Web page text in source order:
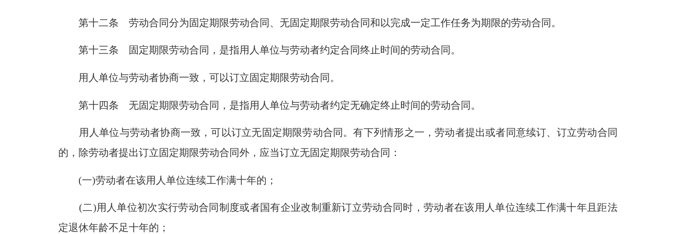
第十二条 劳动合同分为固定期限劳动合同、无固定期限劳动合同和以完成一定工作任务为期限的劳动合同。
第十三条 固定期限劳动合同，是指用人单位与劳动者约定合同终止时间的劳动合同。
用人单位与劳动者协商一致，可以订立固定期限劳动合同。
第十四条 无固定期限劳动合同，是指用人单位与劳动者约定无确定终止时间的劳动合同。
用人单位与劳动者协商一致，可以订立无固定期限劳动合同。有下列情形之一，劳动者提出或者同意续订、订立劳动合同
的，除劳动者提出订立固定期限劳动合同外，应当订立无固定期限劳动合同：
(一)劳动者在该用人单位连续工作满十年的；
(二)用人单位初次实行劳动合同制度或者国有企业改制重新订立劳动合同时，劳动者在该用人单位连续工作满十年且距法
定退休年龄不足十年的；